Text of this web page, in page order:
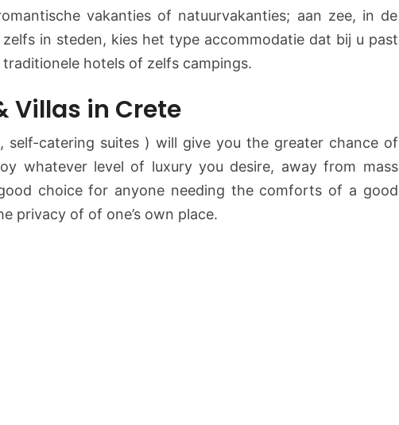
o
t
e
s
vakanties of natuurvakanties; aan zee, in de
in steden, kies het type accommodatie dat bij u past
hotels of zelfs campings.
Villas in Crete
self-catering suites ) will give you the greater chance of
whatever level of luxury you desire, away from mass
choice for anyone needing the comforts of a good
privacy of of one’s own place.